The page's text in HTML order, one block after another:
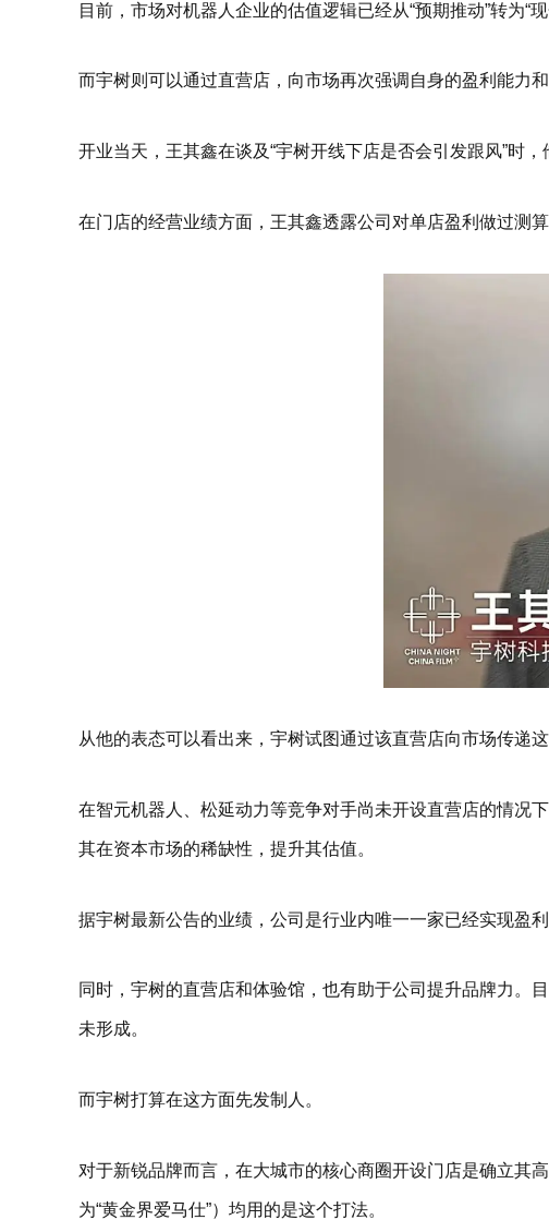
目前，市场对机器人企业的估值逻辑已经从“预期推动”转为“
而宇树则可以通过直营店，向市场再次强调自身的盈利能力和
开业当天，王其鑫在谈及“宇树开线下店是否会引发跟风”时
在门店的经营业绩方面，王其鑫透露公司对单店盈利做过测算
从他的表态可以看出来，宇树试图通过该直营店向市场传递
在智元机器人、松延动力等竞争对手尚未开设直营店的情况
其在资本市场的稀缺性，提升其估值。
据宇树最新公告的业绩，公司是行业内唯一一家已经实现盈
同时，宇树的直营店和体验馆，也有助于公司提升品牌力。
未形成。
而宇树打算在这方面先发制人。
对于新锐品牌而言，在大城市的核心商圈开设门店是确立其
为“黄金界爱马仕”）均用的是这个打法。